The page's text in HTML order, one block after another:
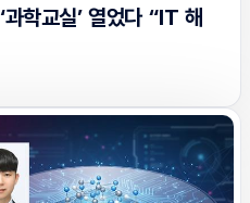
학교실’ 열었다 “IT 해